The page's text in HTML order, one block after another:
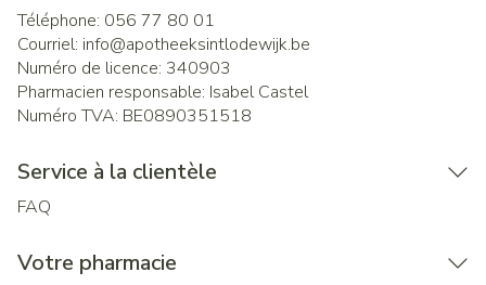
Téléphone: 056 77 80 01
Courriel: info@apotheeksintlodewijk.be
Numéro de licence: 340903
Pharmacien responsable: Isabel Castel
Numéro TVA: BE0890351518
Service à la clientèle
FAQ
Votre pharmacie